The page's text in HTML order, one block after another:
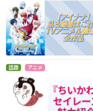
話題 アニメ